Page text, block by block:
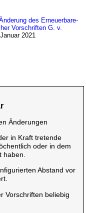
des Erneuerbare-
Vorschriften G. v.
2021
Änderungen
in Kraft tretende
oder in dem
haben.
Abstand vor
Vorschriften beliebig